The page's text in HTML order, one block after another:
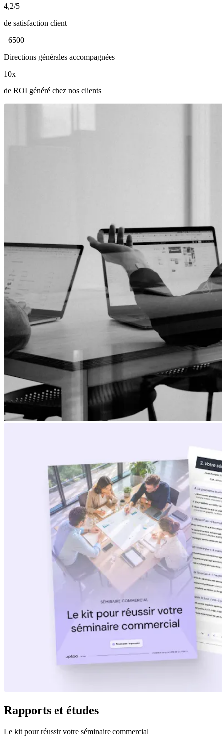
4,2/5
de satisfaction client
+6500
Directions générales accompagnées
10x
de ROI généré chez nos clients
Rapports et études
Le kit pour réussir votre séminaire commercial